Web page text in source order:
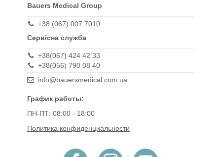
Bauers Medical Group
+38 (067) 007 7010
Сервісна служба
+38(067) 424 42 33
+38(056) 790 08 40
info@bauersmedical.com.ua
График работы:
ПН-ПТ: 08:00 - 18:00
Политика конфиденциальности